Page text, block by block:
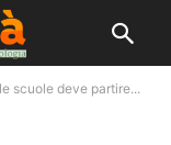
scuole deve partire...